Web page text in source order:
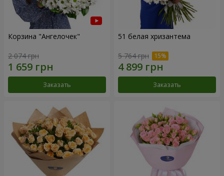
Корзина "Ангелочек"
2 074 грн
Заказать
51 белая хризантема
5 764 грн
Заказать